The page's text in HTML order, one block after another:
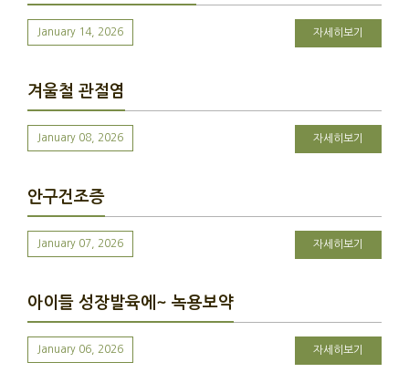
January 14, 2026 자세히보기
겨울철 관절염
January 08, 2026 자세히보기
안구건조증
January 07, 2026 자세히보기
아이들 성장발육에~ 녹용보약
January 06, 2026 자세히보기